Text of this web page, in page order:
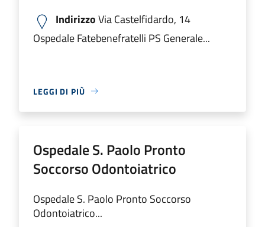
IndirizzoVia Castelfidardo, 14
Ospedale Fatebenefratelli PS Generale...
LEGGI DI PIÙ
Ospedale S. Paolo Pronto
Soccorso Odontoiatrico
Ospedale S. Paolo Pronto Soccorso
Odontoiatrico...